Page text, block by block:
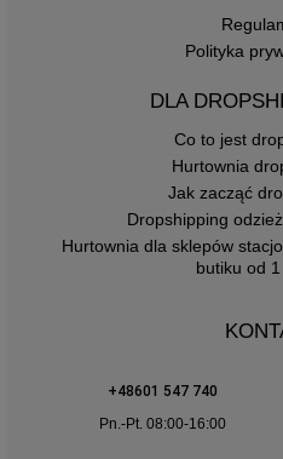
Polityka
DLA
Co to jest
Hurtownia
Jak zacząć
Dropshipping
Hurtownia dla sklepów
butiku od
+48601 547 740
Pn.-Pt. 08:00-16:00